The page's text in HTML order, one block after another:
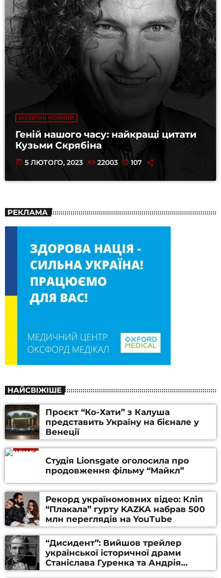
МУЗИЧНІ НОВИНИ
Геній нашого часу: найкращі цитати
Кузьми Скрябіна
today 5 ЛЮТОГО, 2023 22003 107
РЕКЛАМА
НАЙСВІЖІШЕ
Проєкт “Ко-Хати” з Калуша
представить Україну на бієнале у
Венеції
Студія Lionsgate оголосила про
продовження фільму “Майкл”
Рекорд україномовних відео: Кліп
“Плакала” гурту KAZKA набрав 500
млн переглядів на YouTube
“Дисидент”: Вийшов трейлер
української історичної драми
Станіслава Гуренка та Андрія
Алфьорова (ВІДЕО)